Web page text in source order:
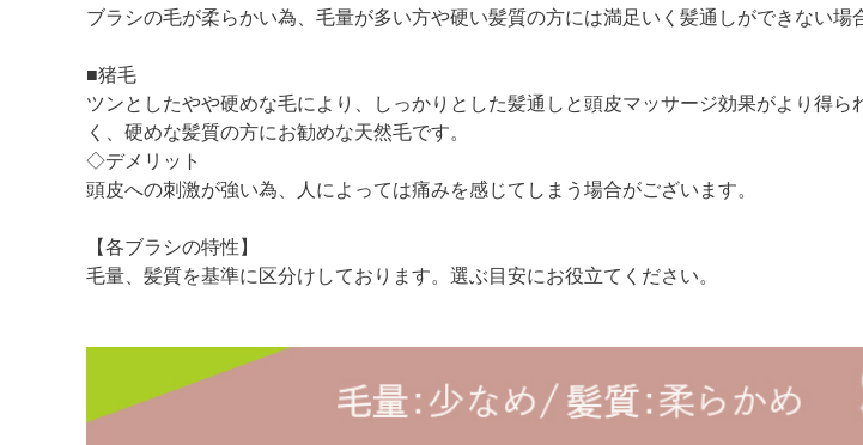
ブラシの毛が柔らかい為、毛量が多い方や硬い髪質の方には満足いく髪通しができない場
■猪毛
ツンとしたやや硬めな毛により、しっかりとした髪通しと頭皮マッサージ効果がより得ら
く、硬めな髪質の方にお勧めな天然毛です。
◇デメリット
頭皮への刺激が強い為、人によっては痛みを感じてしまう場合がございます。
【各ブラシの特性】
毛量、髪質を基準に区分けしております。選ぶ目安にお役立てください。